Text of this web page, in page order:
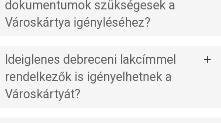
dokumentumok szükségesek a
Városkártya igényléséhez?
Ideiglenes debreceni lakcímmel
rendelkezők is igényelhetnek a
Városkártyát?